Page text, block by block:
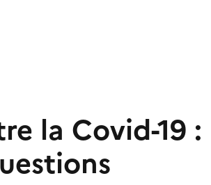
la Covid-19 :